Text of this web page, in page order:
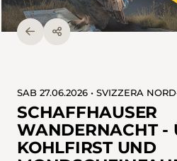
SAB 27.06.2026 • SVIZZERA
SCHAFFHAUSER
WANDERNACHT -
KOHLFIRST UND